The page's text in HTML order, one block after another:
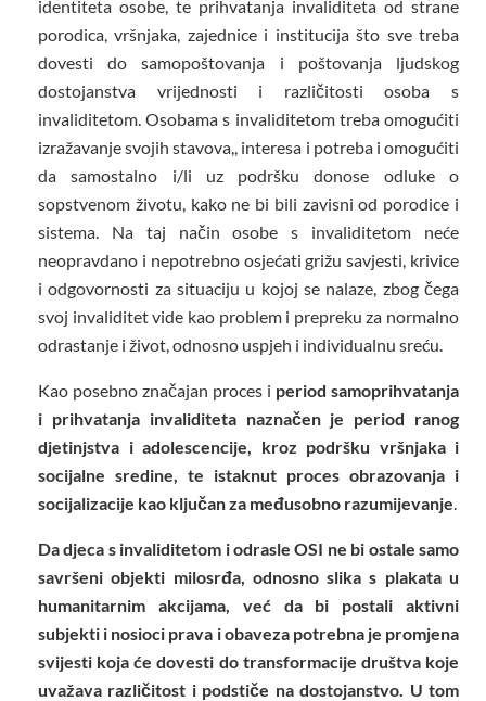
identiteta osobe, te prihvatanja invaliditeta od strane
porodica, vršnjaka, zajednice i institucija što sve treba
dovesti do samopoštovanja i poštovanja ljudskog
dostojanstva vrijednosti i različitosti osoba s
invaliditetom. Osobama s invaliditetom treba omogućiti
izražavanje svojih stavova,, interesa i potreba i omogućiti
da samostalno i/li uz podršku donose odluke o
sopstvenom životu, kako ne bi bili zavisni od porodice i
sistema. Na taj način osobe s invaliditetom neće
neopravdano i nepotrebno osjećati grižu savjesti, krivice
i odgovornosti za situaciju u kojoj se nalaze, zbog čega
svoj invaliditet vide kao problem i prepreku za normalno
odrastanje i život, odnosno uspjeh i individualnu sreću.
Kao posebno značajan proces i period samoprihvatanja
i prihvatanja invaliditeta naznačen je period ranog
djetinjstva i adolescencije, kroz podršku vršnjaka i
socijalne sredine, te istaknut proces obrazovanja i
socijalizacije kao ključan za međusobno razumijevanje.
Da djeca s invaliditetom i odrasle OSI ne bi ostale samo
savršeni objekti milosrđa, odnosno slika s plakata u
humanitarnim akcijama, već da bi postali aktivni
subjekti i nosioci prava i obaveza potrebna je promjena
svijesti koja će dovesti do transformacije društva koje
uvažava različitost i podstiče na dostojanstvo. U tom